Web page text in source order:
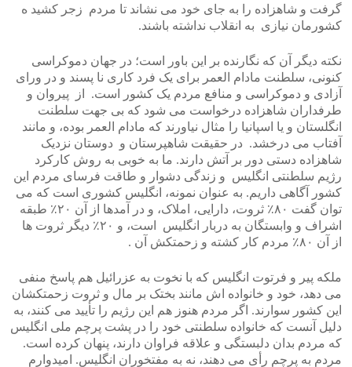
گرفت و شاهزاده را به جای خود می نشاند تا مردم زجر کشید ه
کشورمان نیازی به انقلاب نداشته باشند.
نکته دیگر آن که نگارنده بر این باور است؛ در جهان دموکراسی
کنونی، سلطنت مادام العمر برای یک فرد کاری نا پسند و در ورای
آزادی و دموکراسی و منافع مردم یک کشور است. از پیروان و
طرفداران شاهزاده درخواست می شود که بی جهت سلطنت
انگلستان و یا اسپانیا را مثال نیاورند که مادام العمر بوده، و مانند
آفتاب می درخشد. در حقیقت شاهپرستان و دوستان نزدیک
شاهزاده دستی دور بر آتش دارند. ما به خوبی به روش کارکرد
رژیم سلطنتی انگلیس و زندگی دشوار و طاقت فرسای مردم این
کشور آگاهی داریم. به عنوان نمونه، انگلیس کشوری است که می
توان گفت ۸۰٪ ثروت، دارایی، املاک، و در آمدها از آن ۲۰٪ طبقه
اشراف و وابستگان به دربار انگلیس است، و ۲۰٪ دیگر ثروت ها
از آن ۸۰٪ مردم کار کشته و زحمتکش آن .
ملکه پیر و فرتوت انگلیس که با نخوت به عزرائیل هم پاسخ منفی
می دهد، خود و خانواده اش مانند بختک بر مال و ثروت زحمتکشان
این کشور سوارند. اگر مردم هنوز هم این رژیم را تأیید می کنند، به
دلیل آنست که خانواده سلطنتی خود را در پشت پرچم ملی انگلیس
که مردم بدان دلبستگی و علاقه فراوان دارند، پنهان کرده است.
مردم به پرچم رأی می دهند، نه به مفتخوران انگلیس. امیدوارم